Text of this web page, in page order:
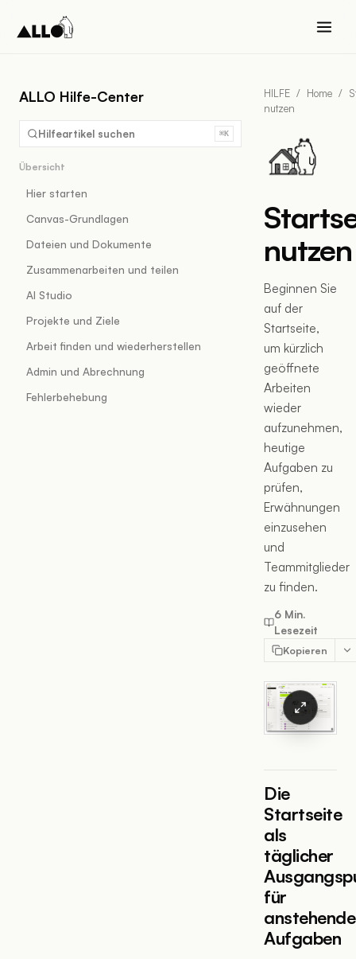
ALLO Hilfe-Center
Hilfeartikel suchen ⌘K
Übersicht
Hier starten
Canvas-Grundlagen
Dateien und Dokumente
Zusammenarbeiten und teilen
AI Studio
Projekte und Ziele
Arbeit finden und wiederherstellen
Admin und Abrechnung
Fehlerbehebung
HILFE / Home /
nutzen
nutzen
Beginnen Sie
auf der
Startseite,
um kürzlich
geöffnete
Arbeiten
wieder
aufzunehmen,
heutige
Aufgaben zu
prüfen,
Erwähnungen
einzusehen
und
Teammitglieder
zu finden.
6 Min.
Lesezeit
Kopieren
Die
Startseite
als
täglicher
für
anstehende
Aufgaben